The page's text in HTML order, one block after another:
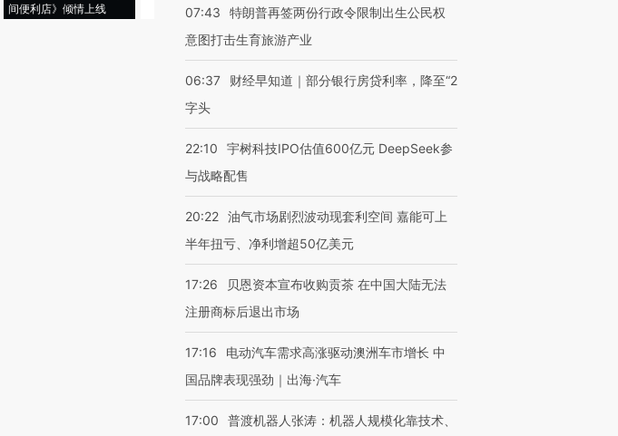
间便利店》倾情上线
有意思的生活方式·第三对
住三大增长引擎是什么？
07:43
特朗普再签两份行政令限制出生公民权
意图打击生育旅游产业
06:37
财经早知道｜部分银行房贷利率，降至“2
字头
22:10
宇树科技IPO估值600亿元 DeepSeek参
与战略配售
20:22 油气市场剧烈波动现套利空间 嘉能可上
半年扭亏、净利增超50亿美元
17:26
贝恩资本宣布收购贡茶 在中国大陆无法
注册商标后退出市场
17:16
电动汽车需求高涨驱动澳洲车市增长 中
国品牌表现强劲｜出海·汽车
17:00
普渡机器人张涛：机器人规模化靠技术、